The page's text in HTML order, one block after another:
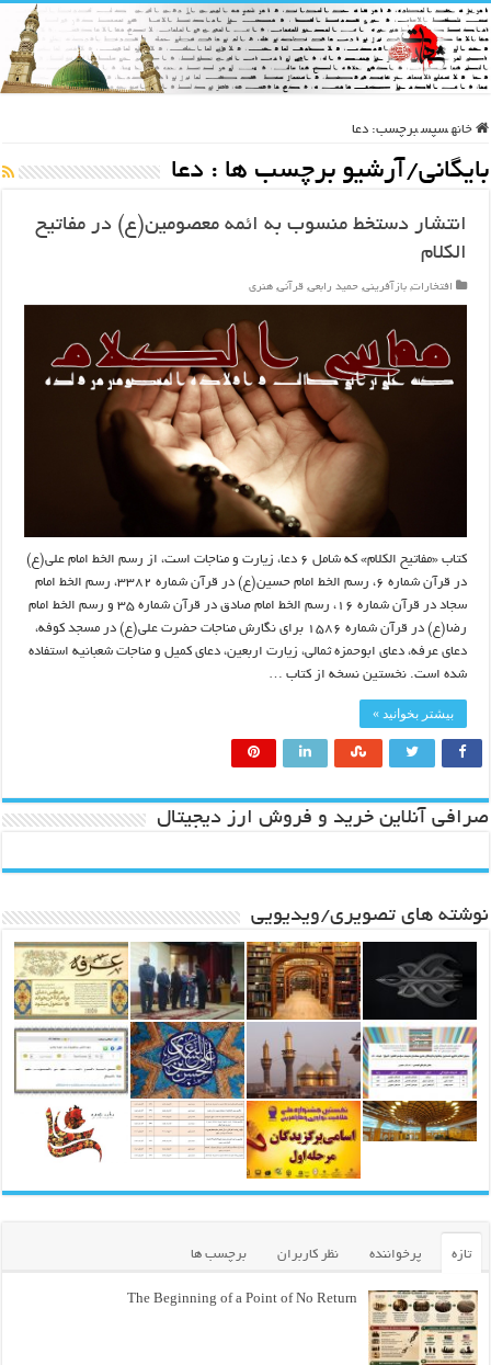
خانه سپس برچسب: دعا
بایگانی/آرشیو برچسب ها : دعا
انتشار دستخط منسوب به ائمه معصومین(ع) در مفاتیح
الکلام
افتخارات, بازآفرینی, حمید رابعی, قرآنی, هنری
کتاب «مفاتیح الکلام» که شامل ۶ دعا، زیارت و مناجات است، از رسم الخط امام علی(ع)
در قرآن شماره ۶، رسم الخط امام حسین(ع) در قرآن شماره ۳۳۸۲، رسم الخط امام
سجاد در قرآن شماره ۱۶، رسم الخط امام صادق در قرآن شماره ۳۵ و رسم الخط امام
رضا(ع) در قرآن شماره ۱۵۸۶ برای نگارش مناجات حضرت علی(ع) در مسجد کوفه،
دعای عرفه، دعای ابوحمزه ثمالی، زیارت اربعین، دعای کمیل و مناجات شعبانیه استفاده
شده است. نخستین نسخه از کتاب …
بیشتر بخوانید »
صرافی آنلاین خرید و فروش ارز دیجیتال
نوشته های تصویری/ویدیویی
تازه پرخواننده نظر کاربران برچسب ها
The Beginning of a Point of No Return